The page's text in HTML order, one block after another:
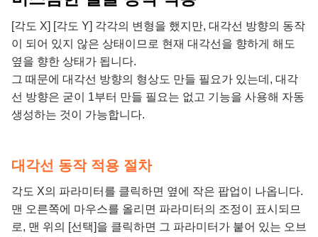
[각도 X] [각도 Y] 각각의 변형을 했지만, 대각선 방향의 동작
이 되어 있지 않은 상태이므로 현재 대각선을 향하게 해도
옆을 향한 상태가 됩니다.
그 때문에 대각선 방향의 형상도 만들 필요가 있는데, 대각
선 방향은 굳이 1부터 만들 필요는 없고 기능을 사용해 자동
생성하는 것이 가능합니다.
대각선 동작 적용 절차
각도 X의 파라미터를 클릭하면 옆에 작은 팝업이 나옵니다.
맨 오른쪽에 마우스를 올리면 파라미터의 조정이 표시되므
로, 맨 위의 [선택]을 클릭하면 그 파라미터가 붙어 있는 오브